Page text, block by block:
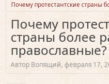
Почему протестантские страны
Почему
страны более
православные?
Автор Вопящий, февраля 17,